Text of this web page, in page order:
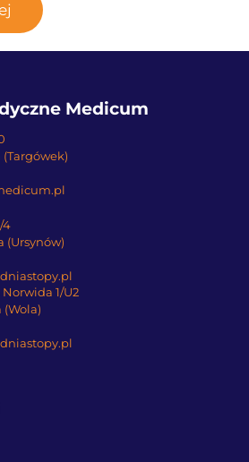
Medicum
(Targówek)
4
(Ursynów)
1/U2
(Wola)